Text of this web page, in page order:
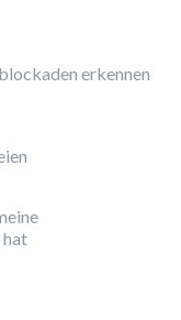
erkennen